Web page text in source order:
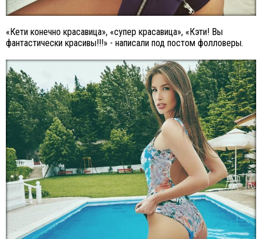
«Кети конечно красавица», «супер красавица», «Кэти! Вы
фантастически красивы!!!» - написали под постом фолловеры.